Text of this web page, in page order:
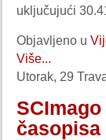
uključujući
Objavljeno u
Više...
Utorak, 29
časopisa